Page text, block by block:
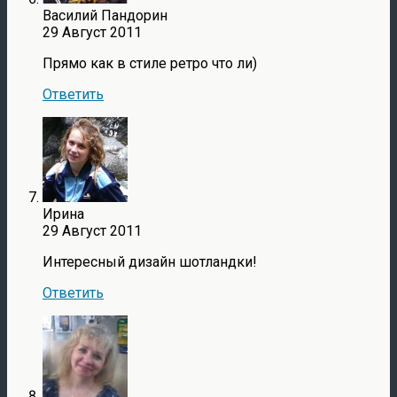
Василий Пандорин
29 Август 2011
Прямо как в стиле ретро что ли)
Ответить
Ирина
29 Август 2011
Интересный дизайн шотландки!
Ответить